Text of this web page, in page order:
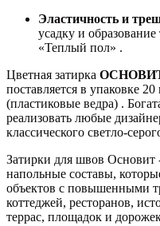
Эластичность и
усадку и
«Теплый пол» .
Цветная затирка
поставляется в упаковке
(пластиковые ведра) .
реализовать любые
классического светло-
Затирки для швов
напольные составы,
объектов с повышенными
коттеджей, ресторанов,
террас, площадок и